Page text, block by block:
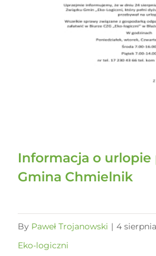
Informacja o urlopie
Gmina Chmielnik
By Paweł Trojanowski | 4
Eko-logiczni